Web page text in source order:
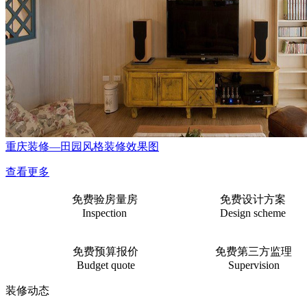
重庆装修—田园风格装修效果图
查看更多
免费验房量房
Inspection
免费设计方案
Design scheme
免费预算报价
Budget quote
免费第三方监理
Supervision
装修动态